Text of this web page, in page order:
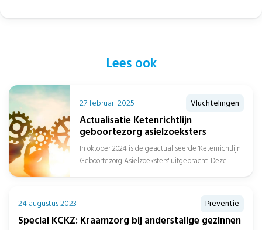
Lees ook
27 februari 2025 Vluchtelingen
Actualisatie Ketenrichtlijn
geboortezorg asielzoeksters
In oktober 2024 is de geactualiseerde 'Ketenrichtlijn
Geboortezorg Asielzoeksters' uitgebracht. Deze
24 augustus 2023 Preventie
Special KCKZ: Kraamzorg bij anderstalige gezinnen